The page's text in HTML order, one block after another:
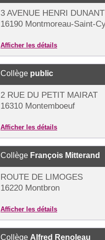
3 AVENUE HENRI
16190 Montmoreau-Saint-
Afficher les détails
Collège public
2 RUE DU PETIT MAIRAT
16310 Montemboeuf
Afficher les détails
Collège François Mitterand
ROUTE DE LIMOGES
16220 Montbron
Afficher les détails
Collège Alfred Renoleau